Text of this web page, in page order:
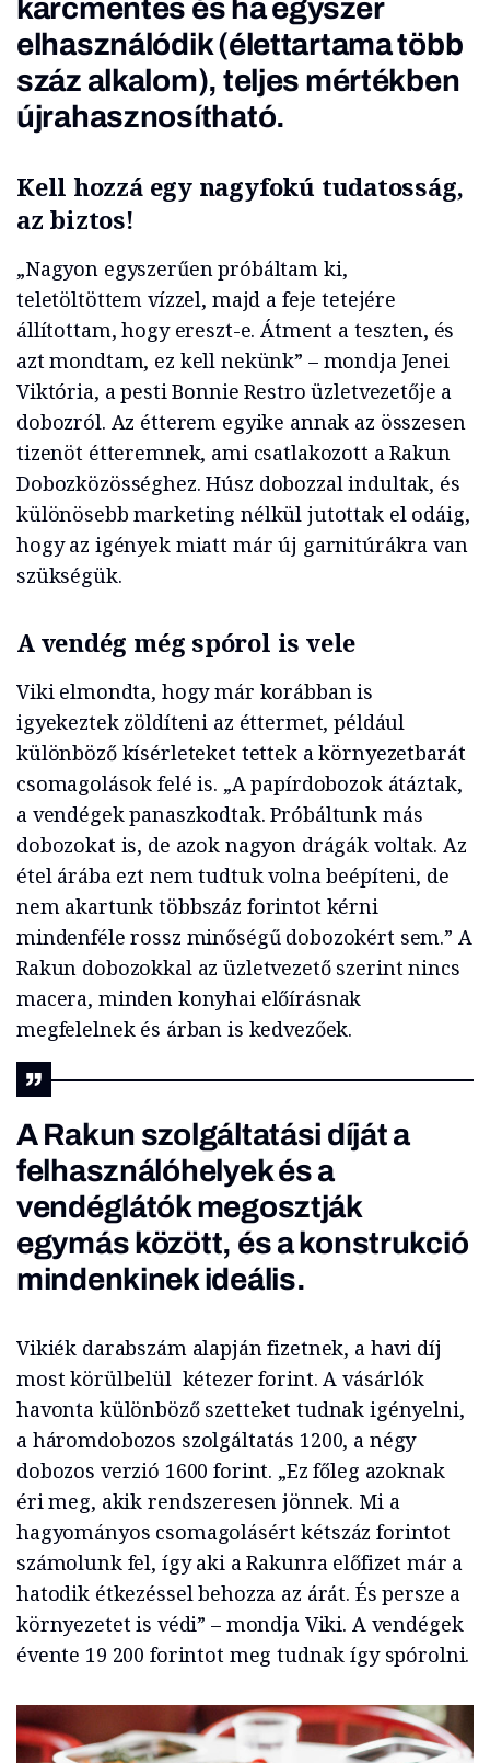
karcmentes és ha egyszer
elhasználódik (élettartama több
száz alkalom), teljes mértékben
újrahasznosítható.
Kell hozzá egy nagyfokú tudatosság,
az biztos!
„Nagyon egyszerűen próbáltam ki,
teletöltöttem vízzel, majd a feje tetejére
állítottam, hogy ereszt-e. Átment a teszten, és
azt mondtam, ez kell nekünk” – mondja Jenei
Viktória, a pesti Bonnie Restro üzletvezetője a
dobozról. Az étterem egyike annak az összesen
tizenöt étteremnek, ami csatlakozott a Rakun
Dobozközösséghez. Húsz dobozzal indultak, és
különösebb marketing nélkül jutottak el odáig,
hogy az igények miatt már új garnitúrákra van
szükségük.
A vendég még spórol is vele
Viki elmondta, hogy már korábban is
igyekeztek zöldíteni az éttermet, például
különböző kísérleteket tettek a környezetbarát
csomagolások felé is. „A papírdobozok átáztak,
a vendégek panaszkodtak. Próbáltunk más
dobozokat is, de azok nagyon drágák voltak. Az
étel árába ezt nem tudtuk volna beépíteni, de
nem akartunk többszáz forintot kérni
mindenféle rossz minőségű dobozokért sem.” A
Rakun dobozokkal az üzletvezető szerint nincs
macera, minden konyhai előírásnak
megfelelnek és árban is kedvezőek.
A Rakun szolgáltatási díját a
felhasználóhelyek és a
vendéglátók megosztják
egymás között, és a konstrukció
mindenkinek ideális.
Vikiék darabszám alapján fizetnek, a havi díj
most körülbelül kétezer forint. A vásárlók
havonta különböző szetteket tudnak igényelni,
a háromdobozos szolgáltatás 1200, a négy
dobozos verzió 1600 forint. „Ez főleg azoknak
éri meg, akik rendszeresen jönnek. Mi a
hagyományos csomagolásért kétszáz forintot
számolunk fel, így aki a Rakunra előfizet már a
hatodik étkezéssel behozza az árát. És persze a
környezetet is védi” – mondja Viki. A vendégek
évente 19 200 forintot meg tudnak így spórolni.